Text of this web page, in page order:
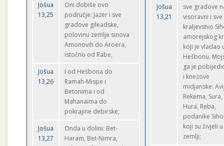
Jošua
13,25
Oni dobiše ovo
područje: Jazer i sve
gradove gileadske,
polovinu zemlje sinova
Amonovih do Aroera,
istočno od Rabe,
Jošua
13,26
I od Hešbona do
Ramah-Mispe i
Betonima i od
Mahanaima do
pokrajine debirske;
Jošua
13,27
Onda u dolini: Bet-
Haram, Bet-Nimra,
Jošua
13,21
sve gradove
visoravni i sve
kraljevstvo
amorejskog
koji je vladao
Hešbonu.
ga je
i knezove
midjanske:
Rekema, Sura,
Hura, Reba,
podanike
koji su živjeli
zemlji;